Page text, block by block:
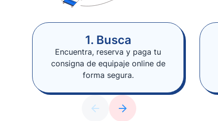
1. Busca
Encuentra, reserva y paga tu
consigna de equipaje online de
forma segura.